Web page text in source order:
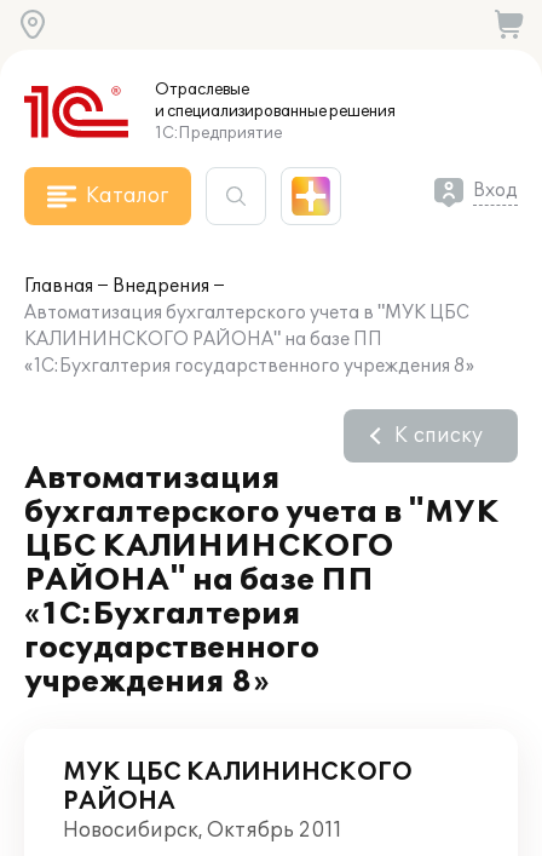
Отраслевые
и специализированныерешения
1С:Предприятие
Каталог Вход
Главная
Внедрения
Автоматизация бухгалтерского учета в "МУК ЦБС
КАЛИНИНСКОГО РАЙОНА" на базе ПП
«1С:Бухгалтерия государственного учреждения 8»
Автоматизация
бухгалтерского учета в "МУК
ЦБС КАЛИНИНСКОГО
РАЙОНА" на базе ПП
«1С:Бухгалтерия
государственного
учреждения 8»
К списку
МУК ЦБС КАЛИНИНСКОГО
РАЙОНА
Новосибирск, Октябрь 2011